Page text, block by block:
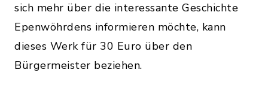
sich mehr über die interessante Geschichte
Epenwöhrdens informieren möchte, kann
dieses Werk für 30 Euro über den
Bürgermeister beziehen.